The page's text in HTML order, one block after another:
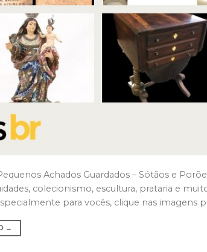
Achados Guardados – Sótãos e
colecionismo, escultura, prataria e
para vocês, clique nas imagens
→